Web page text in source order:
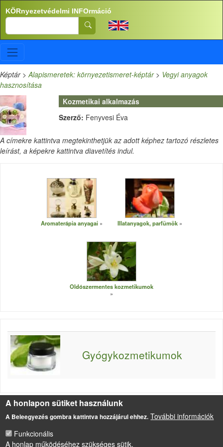
Ugrás a tartalomra
KÖRnyezetvédelmi INFOrmáció
Search
Képtár>Alapismeretek: környezetismeret-képtár> Vegyi anyagok
hasznosítása
Kozmetikai alkalmazás
Szerző: Fenyvesi Éva
A címekre kattintva megtekinthetjük az adott képhez tartozó részletes
leírást, a képekre kattintva diavetítés indul.
Aromaterápia anyagai Illatanyagok, parfümök
Oldószermentes kozmetikumok
Gyógykozmetikumok
Forrás
Kép forrása: www.benn.thewowconspiracy.com
A honlapon sütiket használunk
A Beleegyezés gombra kattintva hozzájárul ehhez. További információk
Funkcionális
A honlap működéséhez szükséges sütik.